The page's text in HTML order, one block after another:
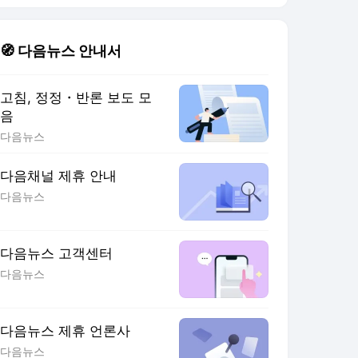
🧭 다음뉴스 안내서
고침, 정정・반론 보도 모
음
다음뉴스
다음채널 제휴 안내
다음뉴스
다음뉴스 고객센터
다음뉴스
다음뉴스 제휴 언론사
다음뉴스